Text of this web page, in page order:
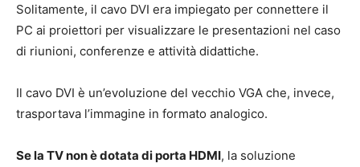
Solitamente, il cavo DVI era impiegato per connettere il
PC ai proiettori per visualizzare le presentazioni nel caso
di riunioni, conferenze e attività didattiche.
Il cavo DVI è un’evoluzione del vecchio VGA che, invece,
trasportava l’immagine in formato analogico.
Se la TV non è dotata di porta HDMI, la soluzione